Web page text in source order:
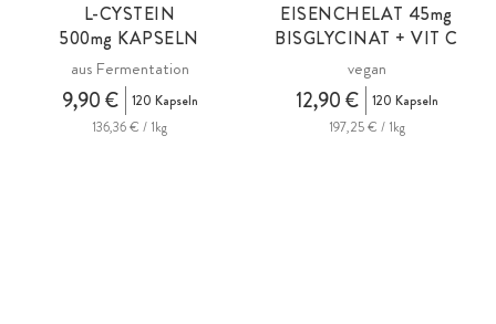
L-CYSTEIN
500mg KAPSELN
aus Fermentation
9,90 €
120 Kapseln
136,36 € / 1kg
EISENCHELAT 45mg
BISGLYCINAT + VIT C
vegan
12,90 €
120 Kapseln
197,25 € / 1kg